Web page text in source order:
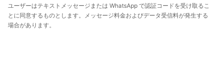
ユーザーはテキストメッセージまたは WhatsApp で認証コードを受け取るこ
とに同意するものとします。メッセージ料金およびデータ受信料が発生する
場合があります。